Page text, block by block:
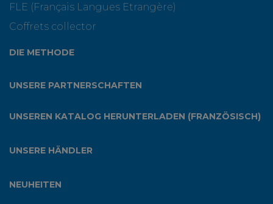
FLE (Français Langues Etrangère)
Coffrets collector
DIE METHODE
UNSERE PARTNERSCHAFTEN
UNSEREN KATALOG HERUNTERLADEN (FRANZÖSISCH)
UNSERE HÄNDLER
NEUHEITEN